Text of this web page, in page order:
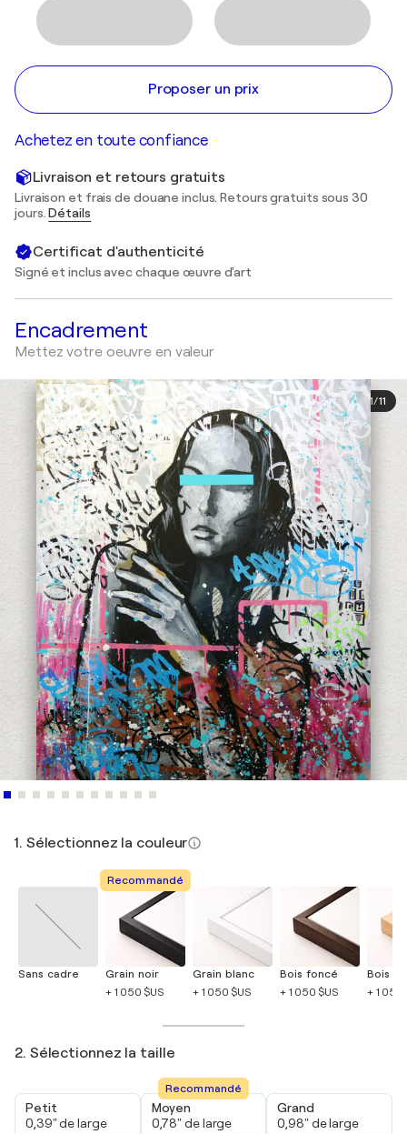
Proposer un prix
Achetez en toute confiance
Livraison et retours gratuits
Livraison et frais de douane inclus. Retours gratuits sous 30
jours.Détails
Certificat d'authenticité
Signé et inclus avec chaque œuvre d'art
Encadrement
Mettez votre oeuvre en valeur
1/11
1. Sélectionnez la couleur
Sans cadre
Recommandé
Grain noir
+ 1 050 $US
Grain blanc
+ 1 050 $US
Bois foncé
+ 1 050 $US
Bois
+ 1 050
2. Sélectionnez la taille
Petit
0,39" de large
Recommandé
Moyen
0,78" de large
Grand
0,98" de large